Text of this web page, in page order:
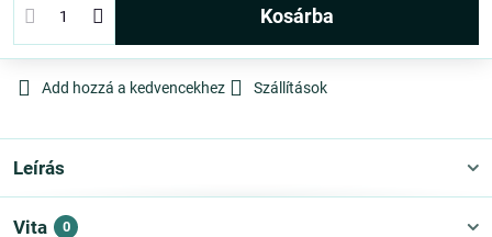
kosárba
Add hozzá a kedvencekhez Szállítások
Leírás
Vita 0